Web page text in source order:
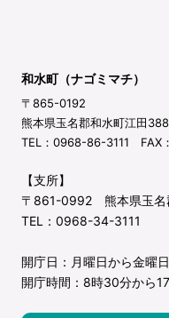
和水町（ナゴミマチ）
〒865-0192
熊本県玉名郡和水町江田
TEL：0968-86-3111 FAX
【支所】
〒861-0992 熊本県玉名
TEL：0968-34-3111
開庁日：月曜日から金曜
開庁時間：8時30分から